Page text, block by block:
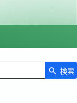
検索